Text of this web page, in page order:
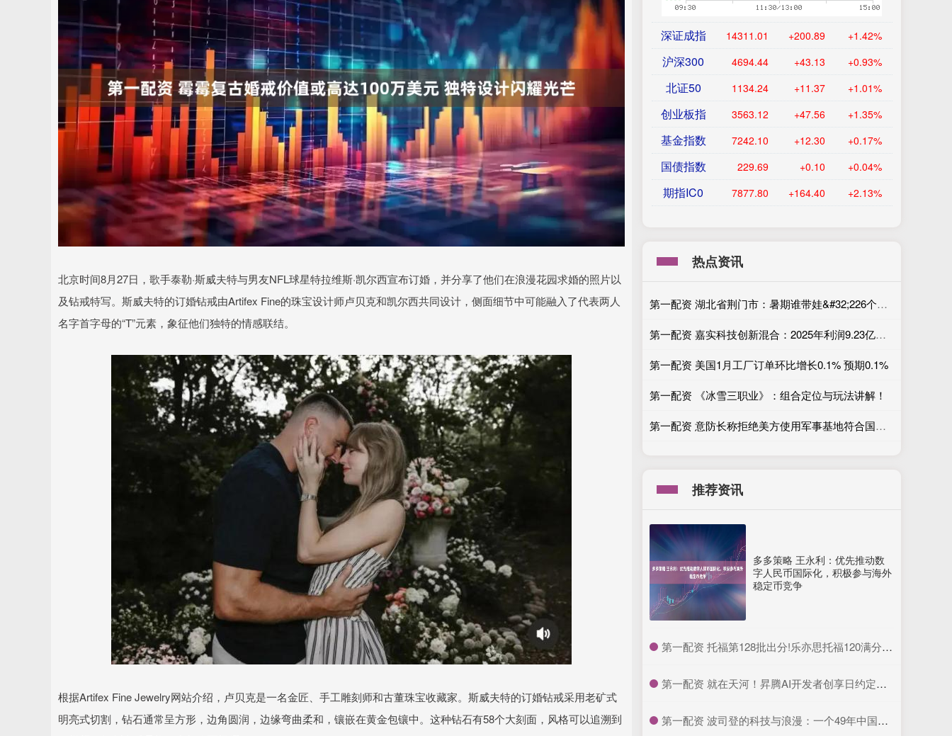
北京时间8月27日，歌手泰勒·斯威夫特与男友NFL球星特拉维斯·凯尔西宣布订婚，并分享了他们在浪漫花园求婚的照片以
及钻戒特写。斯威夫特的订婚钻戒由Artifex Fine的珠宝设计师卢贝克和凯尔西共同设计，侧面细节中可能融入了代表两人
名字首字母的“T”元素，象征他们独特的情感联结。
根据Artifex Fine Jewelry网站介绍，卢贝克是一名金匠、手工雕刻师和古董珠宝收藏家。斯威夫特的订婚钻戒采用老矿式
明亮式切割，钻石通常呈方形，边角圆润，边缘弯曲柔和，镶嵌在黄金包镶中。这种钻石有58个大刻面，风格可以追溯到
深证成指 14311.01 +200.89 +1.42%
沪深300 4694.44 +43.13 +0.93%
北证50 1134.24 +11.37 +1.01%
创业板指 3563.12 +47.56 +1.35%
基金指数 7242.10 +12.30 +0.17%
国债指数 229.69 +0.10 +0.04%
期指IC0 7877.80 +164.40 +2.13%
热点资讯
第一配资 湖北省荆门市：暑期谁带娃&#32;226个爱心托管班来照护
第一配资 嘉实科技创新混合：2025年利润9.23亿元 净值增长率47.73%
第一配资 美国1月工厂订单环比增长0.1% 预期0.1%
第一配资 《冰雪三职业》：组合定位与玩法讲解！
第一配资 意防长称拒绝美方使用军事基地符合国际协议
推荐资讯
多多策略 王永利：优先推动数
字人民币国际化，积极参与海外
稳定币竞争
​第一配资 托福第128批出分!乐亦思托福120满分再添一位!_成绩_同学_最高分
​第一配资 就在天河！昇腾AI开发者创享日约定你_广东站_活动_优惠
​第一配资 波司登的科技与浪漫：一个49年中国品牌的登峰之路